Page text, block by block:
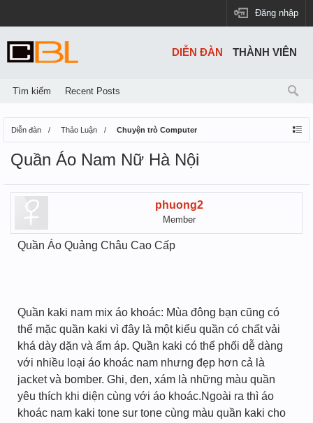
Đăng nhập
Diễn đàn Thảo Luận Chuyện trò Computer
Quần Áo Nam Nữ Hà Nội
phuong2
Member
Quần Áo Quảng Châu Cao Cấp
Quần kaki nam mix áo khoác: Mùa đông bạn cũng có
thể mặc quần kaki vì đây là một kiểu quần có chất vải
khá dày dặn và ấm áp. Quần kaki có thể phối dễ dàng
với nhiều loại áo khoác nam nhưng đẹp hơn cả là
jacket và bomber. Ghi, đen, xám là những màu quần
yêu thích khi diện cùng với áo khoác.Ngoài ra thì áo
khoác nam kaki tone sur tone cùng màu quần kaki cho
DIỄN ĐÀN
Tìm kiếm Recent Posts
THÀNH VIÊN